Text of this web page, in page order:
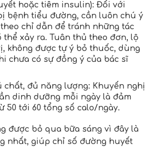
hoặc tiêm insulin): Đối với
bệnh tiểu đường, cần luôn chú ý
chỉ dẫn để tránh những tác
thể xảy ra. Tuân thủ theo đơn, lộ
không được tự ý bỏ thuốc, dùng
chưa có sự đồng ý của bác sĩ
chất, đủ năng lượng: Khuyến nghị
dinh dưỡng mỗi ngày là đảm
50 tới 60 tổng số calo/ngày.
được bỏ qua bữa sáng vì đây là
nhất, giúp chỉ số đường huyết